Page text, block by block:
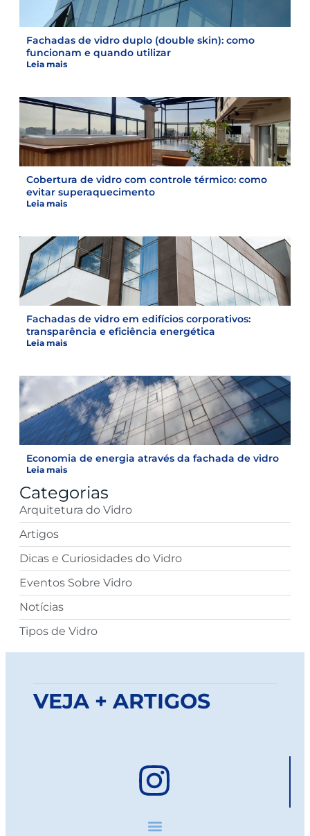
Fachadas de vidro duplo (double skin): como
funcionam e quando utilizar
Leia mais
Cobertura de vidro com controle térmico: como
evitar superaquecimento
Leia mais
Fachadas de vidro em edifícios corporativos:
transparência e eficiência energética
Leia mais
Economia de energia através da fachada de vidro
Leia mais
Categorias
Arquitetura do Vidro
Artigos
Dicas e Curiosidades do Vidro
Eventos Sobre Vidro
Notícias
Tipos de Vidro
VEJA + ARTIGOS